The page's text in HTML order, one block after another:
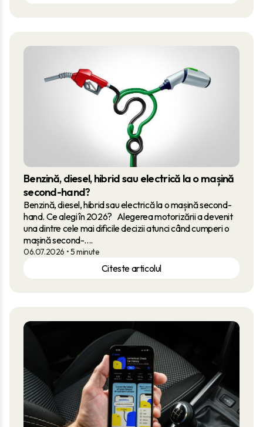
Benzină, diesel, hibrid sau electrică la o mașină
second-hand?
Benzină, diesel, hibrid sau electrică la o mașină second-
hand. Ce alegi în 2026? Alegerea motorizării a devenit
una dintre cele mai dificile decizii atunci când cumperi o
mașină second-....
06.07.2026 • 5 minute
Citeste articolul